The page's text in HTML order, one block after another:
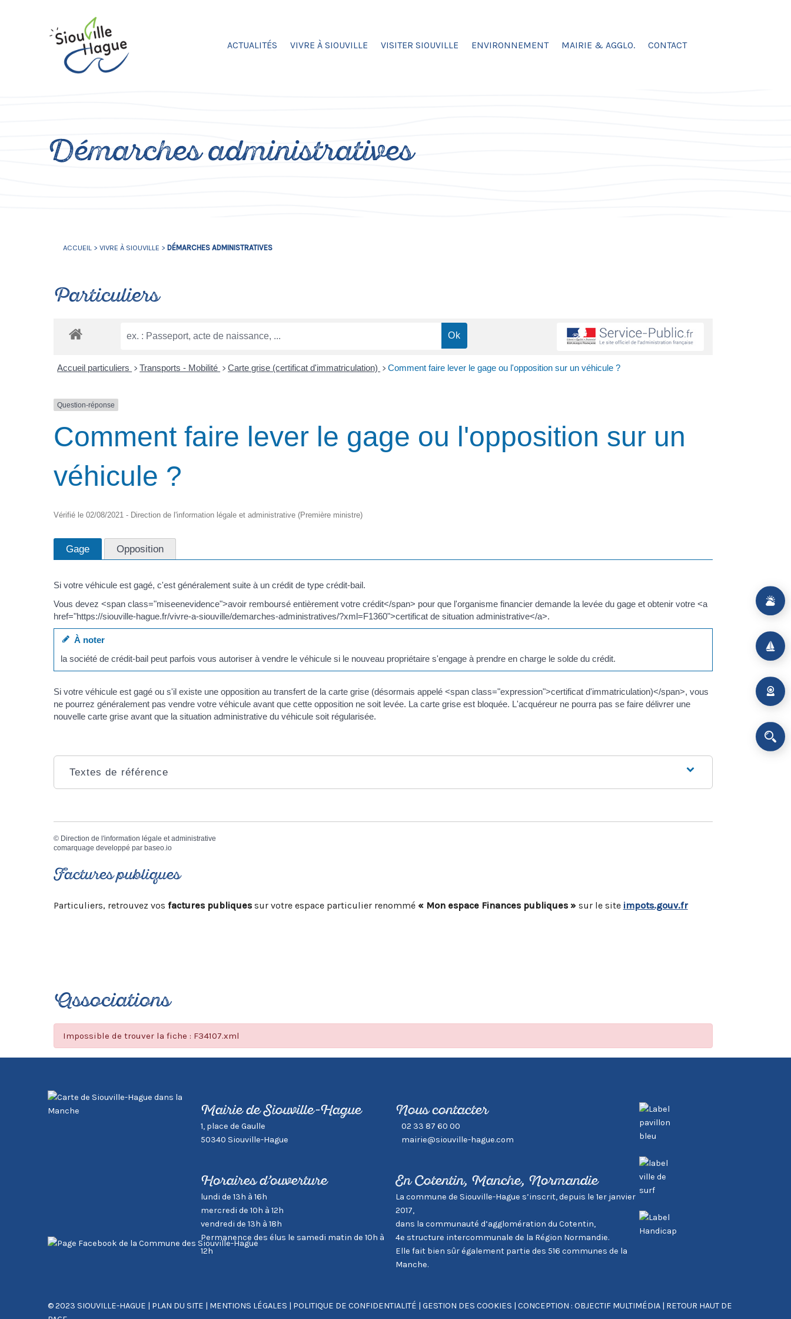
ACTUALITÉS VIVRE À SIOUVILLE VISITER SIOUVILLE ENVIRONNEMENT MAIRIE & AGGLO. CONTACT
Démarches administratives
ACCUEIL > VIVRE À SIOUVILLE > DÉMARCHES ADMINISTRATIVES
Particuliers
Accueil particuliers > Transports - Mobilité > Carte grise (certificat d'immatriculation) > Comment faire lever le gage ou l'opposition sur un véhicule ?
Question-réponse
Comment faire lever le gage ou l'opposition sur un
véhicule ?
Vérifié le 02/08/2021 - Direction de l'information légale et administrative (Première ministre)
Gage Opposition
Si votre véhicule est gagé, c'est généralement suite à un crédit de type crédit-bail.
Vous devez <span class="miseenevidence">avoir remboursé entièrement votre crédit</span> pour que l'organisme financier demande la levée du gage et obtenir votre <a
href="https://siouville-hague.fr/vivre-a-siouville/demarches-administratives/?xml=F1360">certificat de situation administrative</a>.
À noter
la société de crédit-bail peut parfois vous autoriser à vendre le véhicule si le nouveau propriétaire s'engage à prendre en charge le solde du crédit.
Si votre véhicule est gagé ou s'il existe une opposition au transfert de la carte grise (désormais appelé <span class="expression">certificat d'immatriculation)</span>, vous
ne pourrez généralement pas vendre votre véhicule avant que cette opposition ne soit levée. La carte grise est bloquée. L'acquéreur ne pourra pas se faire délivrer une
nouvelle carte grise avant que la situation administrative du véhicule soit régularisée.
Textes de référence
© Direction de l'information légale et administrative
comarquage developpé par baseo.io
Factures publiques
Particuliers, retrouvez vos factures publiquessur votre espace particulier renommé « Mon espace Finances publiques »sur le site impots.gouv.fr
Associations
Impossible de trouver la fiche : F34107.xml
Mairie de Siouville-Hague
1, place de Gaulle
50340 Siouville-Hague
Horaires d’ouverture
lundi de 13h à 16h
mercredi de 10h à 12h
vendredi de 13h à 18h
Permanence des élus le samedi matin de 10h à
12h
Nous contacter
02 33 87 60 00
mairie@siouville-hague.com
En Cotentin, Manche, Normandie
La commune de Siouville-Hague s’inscrit, depuis le 1er janvier
2017,
dans la communauté d’agglomération du Cotentin,
4e structure intercommunale de la Région Normandie.
Elle fait bien sûr également partie des 516 communes de la
Manche.
© 2023 SIOUVILLE-HAGUE | PLAN DU SITE | MENTIONS LÉGALES | POLITIQUE DE CONFIDENTIALITÉ | GESTION DES COOKIES | CONCEPTION : OBJECTIF MULTIMÉDIA| RETOUR HAUT DE